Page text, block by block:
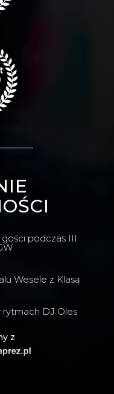
podczas III
Wesele z Klasą
DJ Oles
z